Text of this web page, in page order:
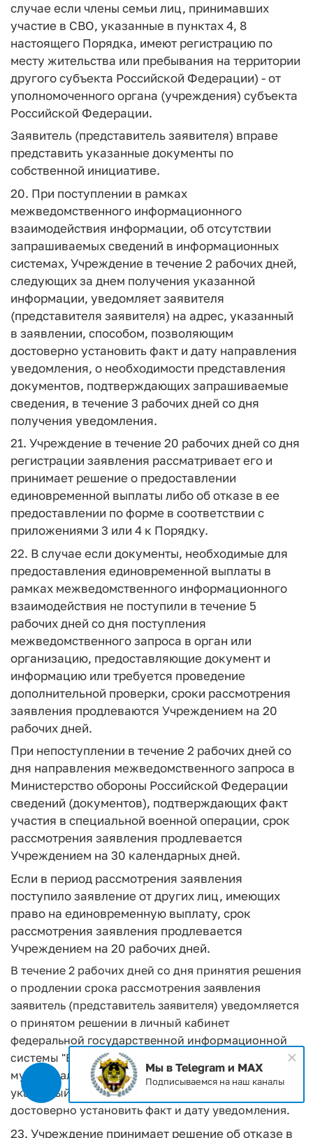
случае если члены семьи лиц, принимавших
участие в СВО, указанные в пунктах 4, 8
настоящего Порядка, имеют регистрацию по
месту жительства или пребывания на территории
другого субъекта Российской Федерации) - от
уполномоченного органа (учреждения) субъекта
Российской Федерации.
Заявитель (представитель заявителя) вправе
представить указанные документы по
собственной инициативе.
20. При поступлении в рамках
межведомственного информационного
взаимодействия информации, об отсутствии
запрашиваемых сведений в информационных
системах, Учреждение в течение 2 рабочих дней,
следующих за днем получения указанной
информации, уведомляет заявителя
(представителя заявителя) на адрес, указанный
в заявлении, способом, позволяющим
достоверно установить факт и дату направления
уведомления, о необходимости представления
документов, подтверждающих запрашиваемые
сведения, в течение 3 рабочих дней со дня
получения уведомления.
21. Учреждение в течение 20 рабочих дней со дня
регистрации заявления рассматривает его и
принимает решение о предоставлении
единовременной выплаты либо об отказе в ее
предоставлении по форме в соответствии с
приложениями 3 или 4 к Порядку.
22. В случае если документы, необходимые для
предоставления единовременной выплаты в
рамках межведомственного информационного
взаимодействия не поступили в течение 5
рабочих дней со дня поступления
межведомственного запроса в орган или
организацию, предоставляющие документ и
информацию или требуется проведение
дополнительной проверки, сроки рассмотрения
заявления продлеваются Учреждением на 20
рабочих дней.
При непоступлении в течение 2 рабочих дней со
дня направления межведомственного запроса в
Министерство обороны Российской Федерации
сведений (документов), подтверждающих факт
участия в специальной военной операции, срок
рассмотрения заявления продлевается
Учреждением на 30 календарных дней.
Если в период рассмотрения заявления
поступило заявление от других лиц, имеющих
право на единовременную выплату, срок
рассмотрения заявления продлевается
Учреждением на 20 рабочих дней.
В течение 2 рабочих дней со дня принятия решения
о продлении срока рассмотрения заявления
заявитель (представитель заявителя) уведомляется
о принятом решении в личный кабинет
федеральной государственной информационной
системы "Единый портал государственных и
муниципальных услуг (функций)" либо на адрес,
указанный в заявлении, способом, позволяющим
достоверно установить факт и дату уведомления.
23. Учреждение принимает решение об отказе в
Мы в Telegram и MAX
Подписываемся на наш каналы